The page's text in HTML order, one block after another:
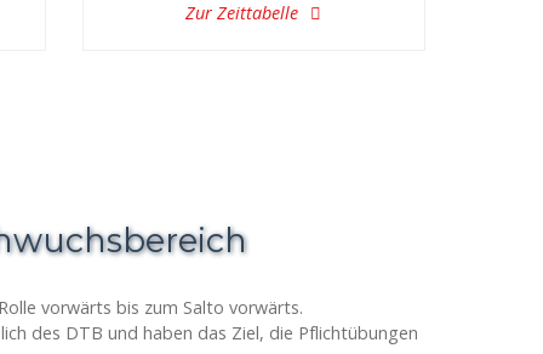
Zur Zeittabelle
vorwärts bis zum Salto vorwärts.
des DTB und haben das Ziel, die Pflichtübungen